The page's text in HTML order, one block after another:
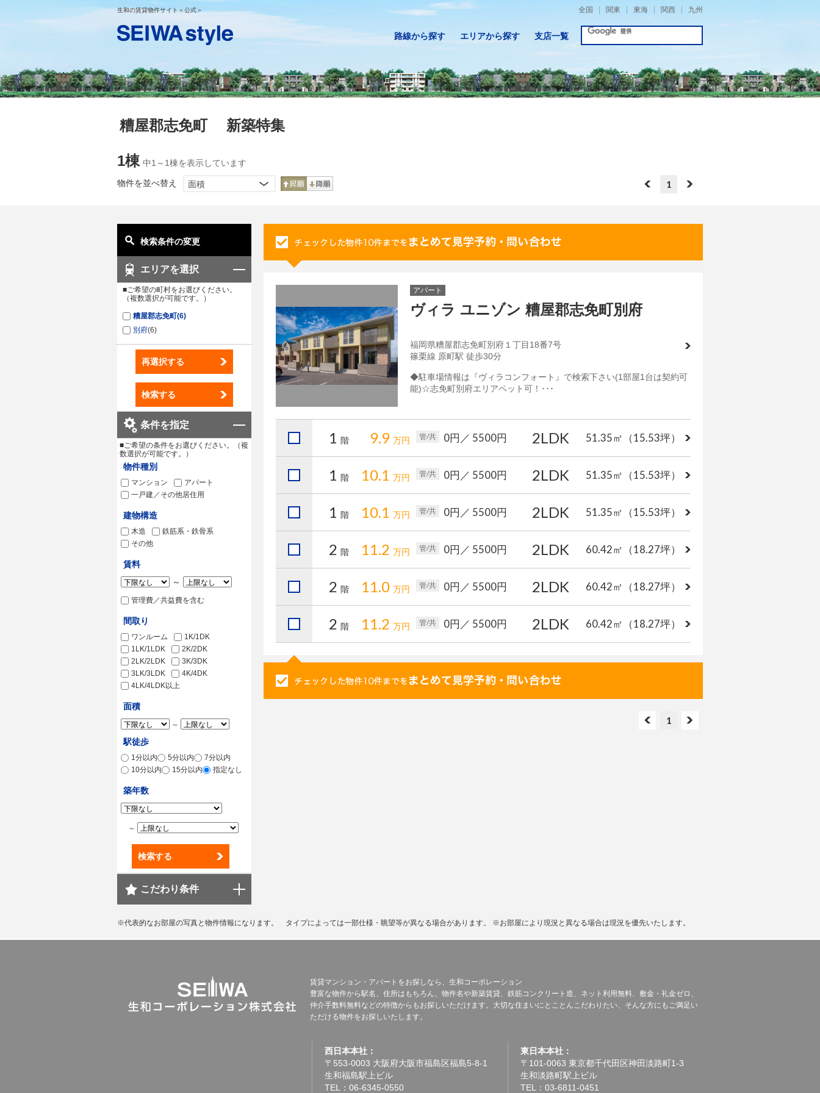
検索条件の変更
エリアを選択
■ご希望の町村をお選びください。
（複数選択が可能です。）
糟屋郡志免町(6)
別府(6)
再選択する
検索する
条件を指定
■ご希望の条件をお選びください。（複
数選択が可能です。）
物件種別
マンション
アパート
一戸建／その他居住用
建物構造
木造
鉄筋系・鉄骨系
その他
賃料
～
管理費／共益費を含む
間取り
ワンルーム
1K/1DK
1LK/1LDK
2K/2DK
2LK/2LDK
3K/3DK
3LK/3LDK
4K/4DK
4LK/4LDK以上
面積
～
駅徒歩
1分以内 5分以内
7分以内
10分以内
15分以内 指定なし
築年数
～
検索する
こだわり条件
生和の賃貸物件サイト＜公式＞ 全国 関東 東海 関西 九州
路線から探す エリアから探す 支店一覧
糟屋郡志免町 新築特集
1棟 中1～1棟を表示しています
物件を並べ替え 面積 1
アパート
ヴィラ ユニゾン 糟屋郡志免町別府
福岡県糟屋郡志免町別府１丁目18番7号
篠栗線 原町駅 徒歩30分
◆駐車場情報は『ヴィラコンフォート』で検索下さい(1部屋1台は契約可
能)☆志免町別府エリアペット可！･･･
1 階 9.9 万円 管/共 0円 ／ 5500円 2LDK 51.35㎡ （15.53坪）
1 階 10.1 万円 管/共 0円 ／ 5500円 2LDK 51.35㎡ （15.53坪）
1 階 10.1 万円 管/共 0円 ／ 5500円 2LDK 51.35㎡ （15.53坪）
2 階 11.2 万円 管/共 0円 ／ 5500円 2LDK 60.42㎡ （18.27坪）
2 階 11.0 万円 管/共 0円 ／ 5500円 2LDK 60.42㎡ （18.27坪）
2 階 11.2 万円 管/共 0円 ／ 5500円 2LDK 60.42㎡ （18.27坪）
1
※代表的なお部屋の写真と物件情報になります。 タイプによっては一部仕様・眺望等が異なる場合があります。 ※お部屋により現況と異なる場合は現況を優先いたします。
賃貸マンション・アパートをお探しなら、生和コーポレーション
豊富な物件から駅名、住所はもちろん、物件名や新築賃貸、鉄筋コンクリート造、ネット利用無料、敷金・礼金ゼロ、
仲介手数料無料などの特徴からもお探しいただけます。大切な住まいにとことんこだわりたい、そんな方にもご満足い
ただける物件をお探しいたします。
西日本本社：
〒553-0003 大阪府大阪市福島区福島5-8-1
生和福島駅上ビル
TEL：06-6345-0550
東日本本社：
〒101-0063 東京都千代田区神田淡路町1-3
生和淡路町駅上ビル
TEL：03-6811-0451